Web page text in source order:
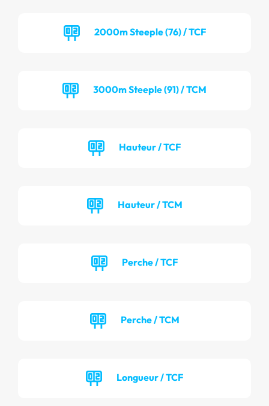
2000m Steeple (76) / TCF
3000m Steeple (91) / TCM
Hauteur / TCF
Hauteur / TCM
Perche / TCF
Perche / TCM
Longueur / TCF